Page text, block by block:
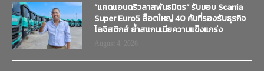
“แคดแอนดริวลาสพันธมิตร” รับมอบ Scania
Super Euro5 ล็อตใหญ่ 40 คันที่รองรับธุรกิจ
โลจิสติกส์ ย้ำสแกนเนียความแข็งแกร่ง